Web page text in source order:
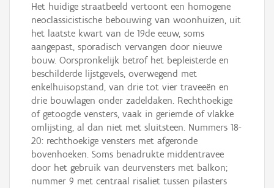
Het huidige straatbeeld vertoont een homogene
neoclassicistische bebouwing van woonhuizen, uit
het laatste kwart van de 19de eeuw, soms
aangepast, sporadisch vervangen door nieuwe
bouw. Oorspronkelijk betrof het bepleisterde en
beschilderde lijstgevels, overwegend met
enkelhuisopstand, van drie tot vier traveeën en
drie bouwlagen onder zadeldaken. Rechthoekige
of getoogde vensters, vaak in geriemde of vlakke
omlijsting, al dan niet met sluitsteen. Nummers 18-
20: rechthoekige vensters met afgeronde
bovenhoeken. Soms benadrukte middentravee
door het gebruik van deurvensters met balkon;
nummer 9 met centraal risaliet tussen pilasters